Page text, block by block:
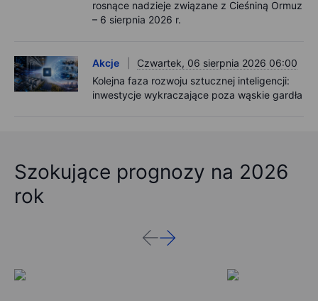
rosnące nadzieje związane z Cieśniną Ormuz
– 6 sierpnia 2026 r.
Akcje
Czwartek, 06 sierpnia 2026 06:00
Kolejna faza rozwoju sztucznej inteligencji:
inwestycje wykraczające poza wąskie gardła
Szokujące prognozy na 2026
rok